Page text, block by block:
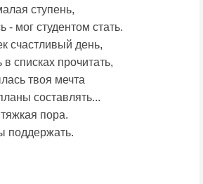
ступень,
мог студентом стать.
счастливый день,
списках прочитать,
твоя мечта
составлять...
пора.
поддержать.